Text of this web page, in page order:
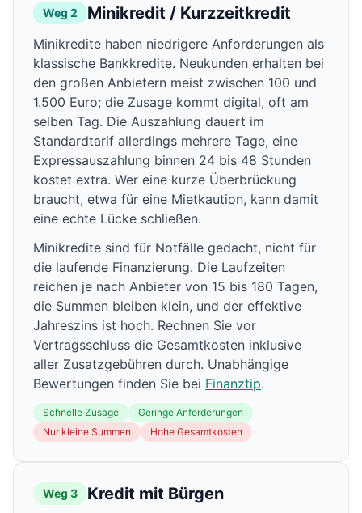
Weg 2 Minikredit / Kurzzeitkredit
Minikredite haben niedrigere Anforderungen als
klassische Bankkredite. Neukunden erhalten bei
den großen Anbietern meist zwischen 100 und
1.500 Euro; die Zusage kommt digital, oft am
selben Tag. Die Auszahlung dauert im
Standardtarif allerdings mehrere Tage, eine
Expressauszahlung binnen 24 bis 48 Stunden
kostet extra. Wer eine kurze Überbrückung
braucht, etwa für eine Mietkaution, kann damit
eine echte Lücke schließen.
Minikredite sind für Notfälle gedacht, nicht für
die laufende Finanzierung. Die Laufzeiten
reichen je nach Anbieter von 15 bis 180 Tagen,
die Summen bleiben klein, und der effektive
Jahreszins ist hoch. Rechnen Sie vor
Vertragsschluss die Gesamtkosten inklusive
aller Zusatzgebühren durch. Unabhängige
Bewertungen finden Sie bei Finanztip.
Schnelle Zusage
Geringe Anforderungen
Nur kleine Summen
Hohe Gesamtkosten
Weg 3 Kredit mit Bürgen